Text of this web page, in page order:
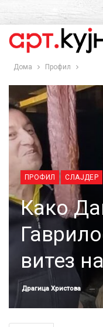
Дома Профил
ПРОФИЛ СЛАЈДЕР
Како
витез
Драгица Христова